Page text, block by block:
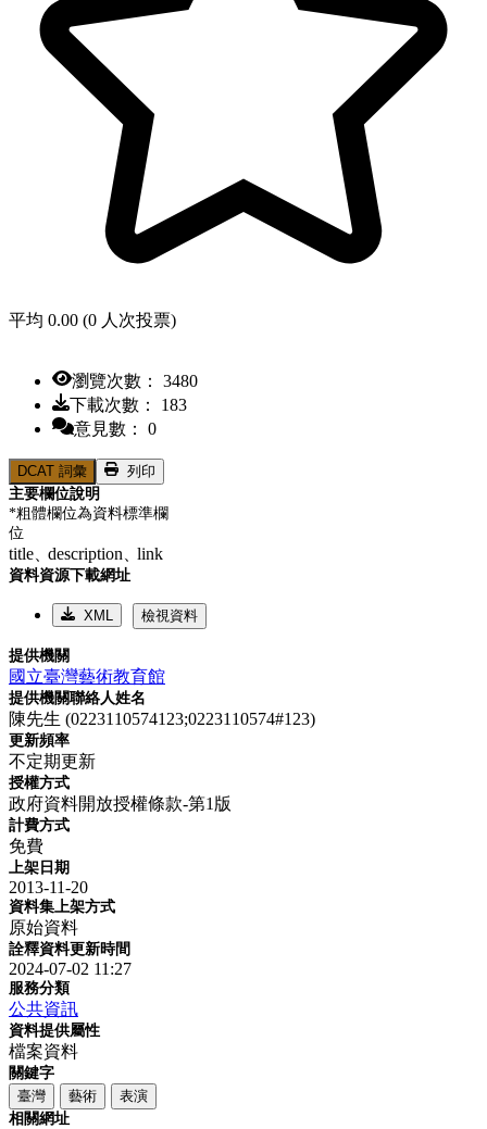
平均 0.00 (0 人次投票)
瀏覽次數： 3480
下載次數： 183
意見數： 0
DCAT 詞彙
列印
主要欄位說明
*粗體欄位為資料標準欄
位
title、description、link
資料資源下載網址
XML 檢視資料
提供機關
國立臺灣藝術教育館
提供機關聯絡人姓名
陳先生 (0223110574123;0223110574#123)
更新頻率
不定期更新
授權方式
政府資料開放授權條款-第1版
計費方式
免費
上架日期
2013-11-20
資料集上架方式
原始資料
詮釋資料更新時間
2024-07-02 11:27
服務分類
公共資訊
資料提供屬性
檔案資料
關鍵字
臺灣
藝術
表演
相關網址